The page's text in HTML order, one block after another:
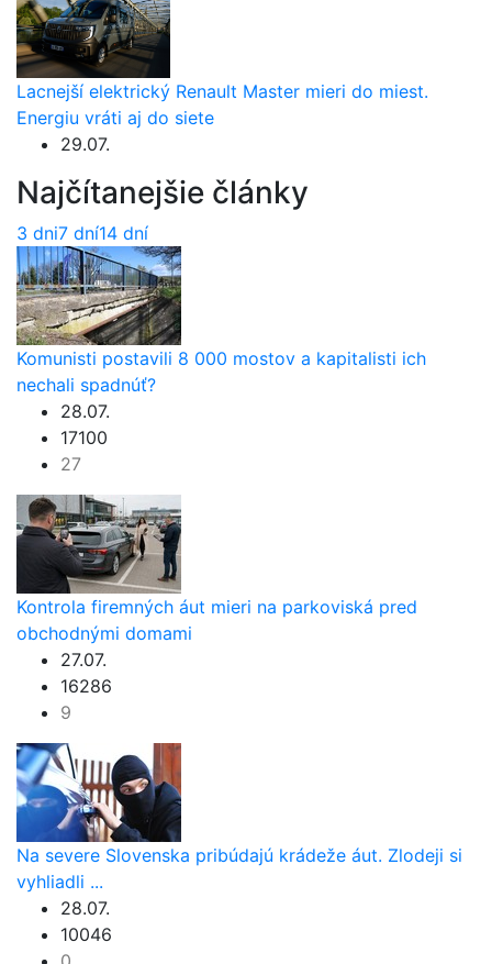
Lacnejší elektrický Renault Master mieri do miest.
Energiu vráti aj do siete
29.07.
Najčítanejšie články
3 dni7 dní14 dní
Komunisti postavili 8 000 mostov a kapitalisti ich
nechali spadnúť?
28.07.
17100
27
Kontrola firemných áut mieri na parkoviská pred
obchodnými domami
27.07.
16286
9
Na severe Slovenska pribúdajú krádeže áut. Zlodeji si
vyhliadli ...
28.07.
10046